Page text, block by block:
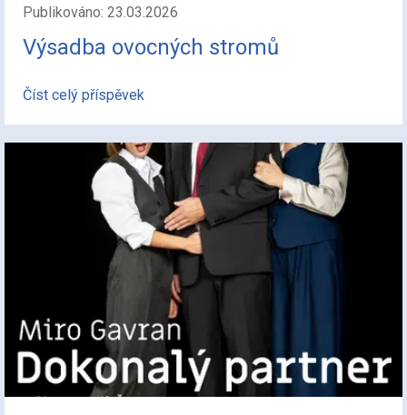
Publikováno: 23.03.2026
Výsadba ovocných stromů
Číst celý příspěvek